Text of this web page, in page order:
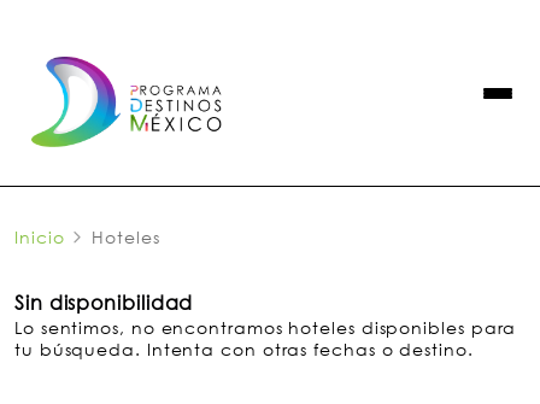
Inicio Hoteles
Sin disponibilidad
Lo sentimos, no encontramos hoteles disponibles para
tu búsqueda. Intenta con otras fechas o destino.